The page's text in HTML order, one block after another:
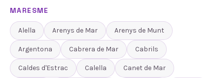
MARESME
Alella Arenys de Mar Arenys de Munt
Argentona Cabrera de Mar Cabrils
Caldes d'Estrac Calella Canet de Mar